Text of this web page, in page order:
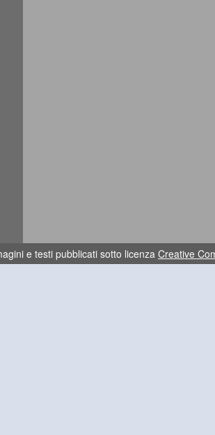
e testi pubblicati sotto licenza Creative